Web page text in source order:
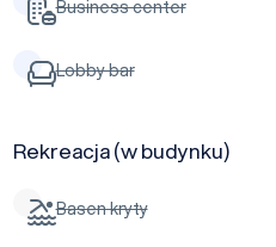
Business center
Lobby bar
Rekreacja (w budynku)
Basen kryty